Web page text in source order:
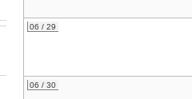
06 / 29
06 / 30